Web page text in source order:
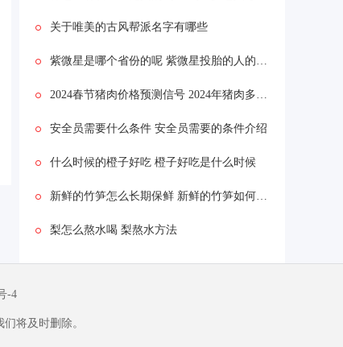
关于唯美的古风帮派名字有哪些
紫微星是哪个省份的呢 紫微星投胎的人的特征
2024春节猪肉价格预测信号 2024年猪肉多少钱一斤
安全员需要什么条件 安全员需要的条件介绍
什么时候的橙子好吃 橙子好吃是什么时候
新鲜的竹笋怎么长期保鲜 新鲜的竹笋如何长期保鲜
梨怎么熬水喝 梨熬水方法
-4
将及时删除。